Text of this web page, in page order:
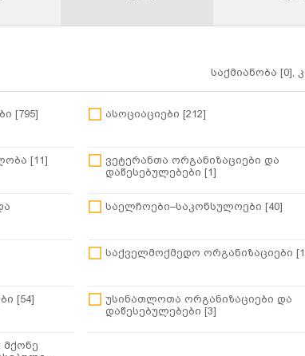
საქმიანობა [0],
[795] ასოციაციები [212]
[11]
ვეტერანთა ორგანიზაციები და
დაწესებულებები [1]
საელჩოები–საკონსულოები [40]
საქველმოქმედო ორგანიზაციები
[54]
უსინათლოთა ორგანიზაციები და
დაწესებულებები [3]